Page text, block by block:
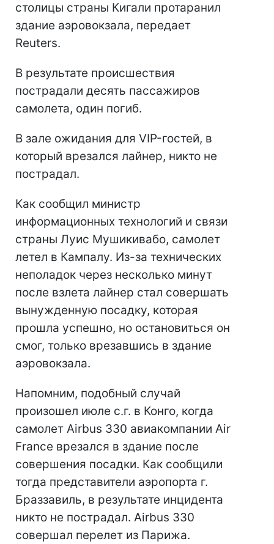
столицы страны Кигали протаранил
здание аэровокзала, передает
Reuters.
В результате происшествия
пострадали десять пассажиров
самолета, один погиб.
В зале ожидания для VIP-гостей, в
который врезался лайнер, никто не
пострадал.
Как сообщил министр
информационных технологий и связи
страны Луис Мушикивабо, самолет
летел в Кампалу. Из-за технических
неполадок через несколько минут
после взлета лайнер стал совершать
вынужденную посадку, которая
прошла успешно, но остановиться он
смог, только врезавшись в здание
аэровокзала.
Напомним, подобный случай
произошел июле с.г. в Конго, когда
самолет Airbus 330 авиакомпании Air
France врезался в здание после
совершения посадки. Как сообщили
тогда представители аэропорта г.
Браззавиль, в результате инцидента
никто не пострадал. Airbus 330
совершал перелет из Парижа.